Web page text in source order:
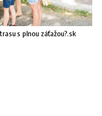
s plnou záťažou?.sk